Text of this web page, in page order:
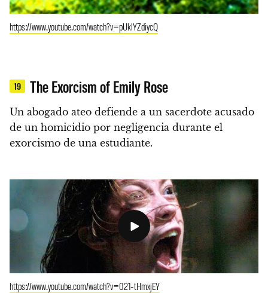
https://www.youtube.com/watch?v=pUklYZdiycQ
19 The Exorcism of Emily Rose
Un abogado ateo defiende a un sacerdote acusado
de un homicidio por negligencia durante el
exorcismo de una estudiante.
https://www.youtube.com/watch?v=021-tHmxjEY